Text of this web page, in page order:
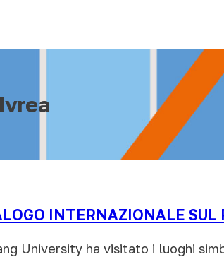
INTERNAZIONALE SUL
University ha visitato i luoghi